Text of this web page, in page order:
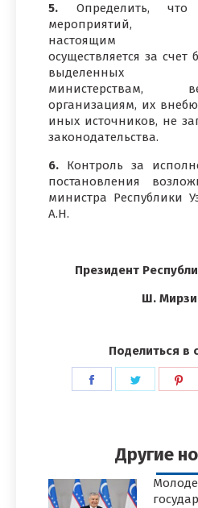
5. Определить, что
мероприятий,
настоящим
осуществляется за счет
выделенных
министерствам,
организациям, их
иных источников, не
законодательства.
6. Контроль за
постановления
министра Республики
А.Н.
Президент
Ш.
Поделиться в
Поделиться
Другие